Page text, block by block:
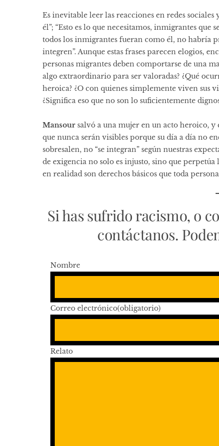
Es inevitable leer las reacciones en redes
él”; “Esto es lo que necesitamos, inmigrantes que
todos los inmigrantes fueran como él, no habría
integren”. Aunque estas frases parecen elogios,
personas migrantes deben comportarse de una
algo extraordinario para ser valoradas? ¿Qué
heroica? ¿O con quienes simplemente viven sus
¿Significa eso que no son lo suficientemente
Mansour salvó a una mujer en un acto heroico, y
que nunca serán visibles porque su día a día no
sobresalen, no “se integran” según nuestras
de exigencia no solo es injusto, sino que
en realidad son derechos básicos que toda
Si has sufrido racismo, o
contáctanos.
Nombre
Correo electrónico(obligatorio)
Relato